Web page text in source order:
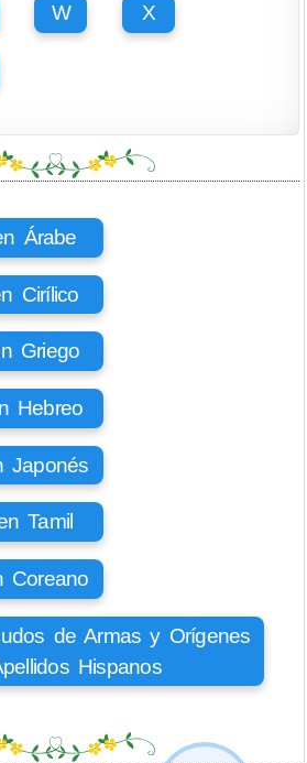
W X
Árabe
Cirílico
Griego
Hebreo
Japonés
Tamil
Coreano
de Armas y Orígenes
Hispanos